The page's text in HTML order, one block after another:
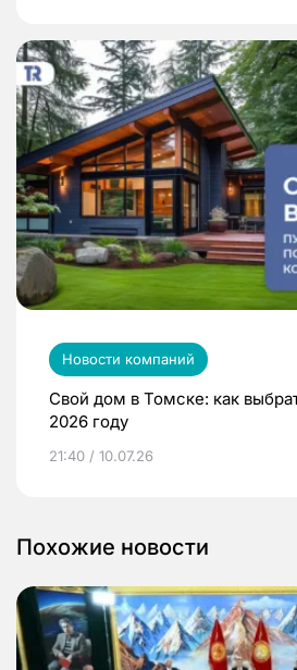
Новости компаний
Свой дом в Томске: как
2026 году
21:40 / 10.07.26
Похожие новости